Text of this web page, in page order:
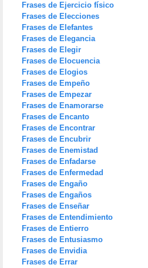
Frases de Ejercicio físico
Frases de Elecciones
Frases de Elefantes
Frases de Elegancia
Frases de Elegir
Frases de Elocuencia
Frases de Elogios
Frases de Empeño
Frases de Empezar
Frases de Enamorarse
Frases de Encanto
Frases de Encontrar
Frases de Encubrir
Frases de Enemistad
Frases de Enfadarse
Frases de Enfermedad
Frases de Engaño
Frases de Engaños
Frases de Enseñar
Frases de Entendimiento
Frases de Entierro
Frases de Entusiasmo
Frases de Envidia
Frases de Errar